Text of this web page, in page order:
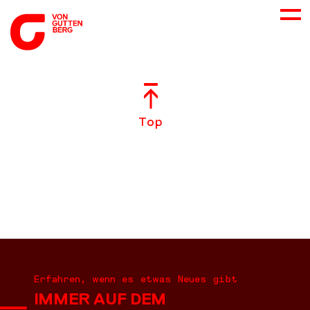
Top
Erfahren, wenn es etwas Neues gibt
IMMER AUF DEM